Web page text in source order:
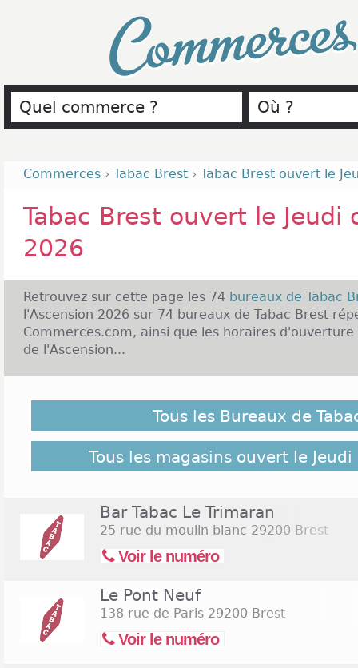
Commerces › Tabac Brest › Tabac Brest ouvert le
Tabac Brest ouvert le Jeudi
2026
Retrouvez sur cette page les 74 bureaux de Tabac
l'Ascension 2026 sur 74 bureaux de Tabac Brest
Commerces.com, ainsi que les horaires d'ouverture
de l'Ascension...
Jeudi de l'Ascension 2026 ne soient pas
pour retrouver l'ensemble des Tabac Brest
bureaux de Tabac Brest
Tous les Bureaux de
Tous les magasins ouvert le
Bar Tabac Le Trimaran
25 rue du moulin blanc 29200 Brest
Voir le numéro
Le Pont Neuf
138 rue de Paris 29200 Brest
Voir le numéro